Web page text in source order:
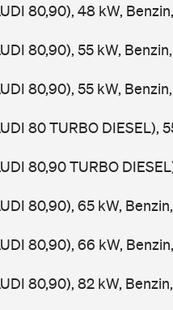
80,90), 48 kW,
80,90), 55 kW,
80,90), 55 kW,
80 TURBO DIESEL),
80,90 TURBO
80,90), 65 kW,
80,90), 66 kW,
80,90), 82 kW,